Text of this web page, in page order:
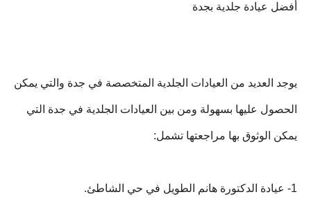
أفضل عيادة جلدية بجدة
يوجد العديد من العيادات الجلدية المتخصصة في جدة والتي يمكن
الحصول عليها بسهولة ومن بين العيادات الجلدية في جدة التي
يمكن الوثوق بها مراجعتها تشمل:
1- عيادة الدكتورة هانم الطويل في حي الشاطئ.